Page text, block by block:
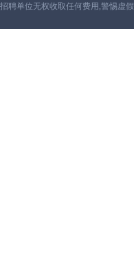
招聘单位无权收取任何费用,警惕虚